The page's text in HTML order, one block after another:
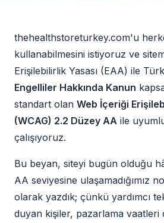
thehealthstoreturkey.com'u
kullanabilmesini istiyoruz ve
Erişilebilirlik Yasası (EAA) ile
Engelliler Hakkında Kanun
standart olan Web İçeriği
(WCAG) 2.2 Düzey AA ile
çalışıyoruz.
Bu beyan, siteyi bugün olduğu
AA seviyesine ulaşamadığımız
olarak yazdık; çünkü yardımcı
duyan kişiler, pazarlama vaatleri